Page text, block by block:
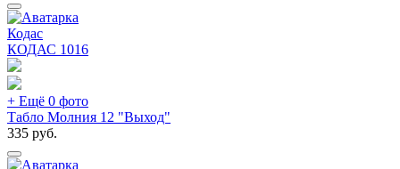
Кодас
КОДАС 1016
+ Ещё 0 фото
Табло Молния 12 "Выход"
335 руб.